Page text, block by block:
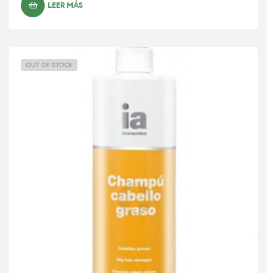
LEER MÁS
OUT OF STOCK